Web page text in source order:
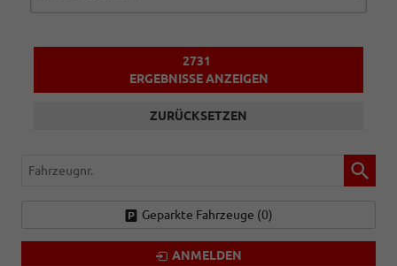
2731
ERGEBNISSE ANZEIGEN
ZURÜCKSETZEN
Fahrzeugnr.
Geparkte Fahrzeuge (0)
ANMELDEN